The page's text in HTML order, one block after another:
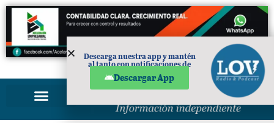
PUBLICIDAD
Descarga nuestra app y mantén
al tanto con notificaciones de
Descargar App